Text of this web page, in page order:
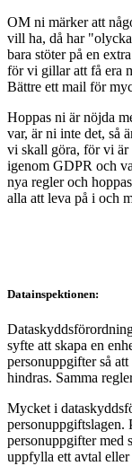
OM ni märker att
vill ha, då har
bara stöter på en
för vi gillar att få era
Bättre ett mail för
Hoppas ni är nöjda
var, är ni inte det, så
vi skall göra, för vi är
igenom GDPR och
nya regler och
alla att leva på i och
Datainspektionen:
syfte att skapa en
personuppgifter så
hindras. Samma
Mycket i
personuppgiftslagen.
personuppgifter med
uppfylla ett avtal